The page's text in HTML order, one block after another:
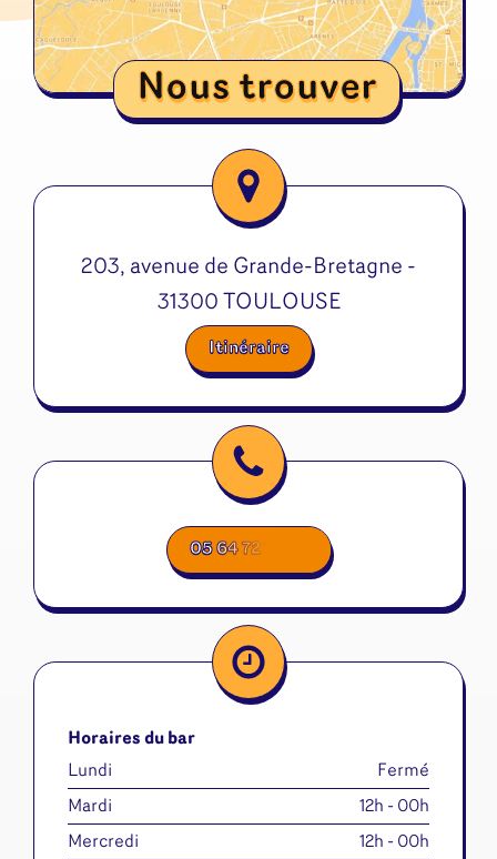
Nous trouver
203, avenue de Grande-Bretagne -
31300 TOULOUSE
Itinéraire
05 64 72 17 00
Horaires du bar
Lundi
Fermé
Mardi
12h - 00h
Mercredi
12h - 00h